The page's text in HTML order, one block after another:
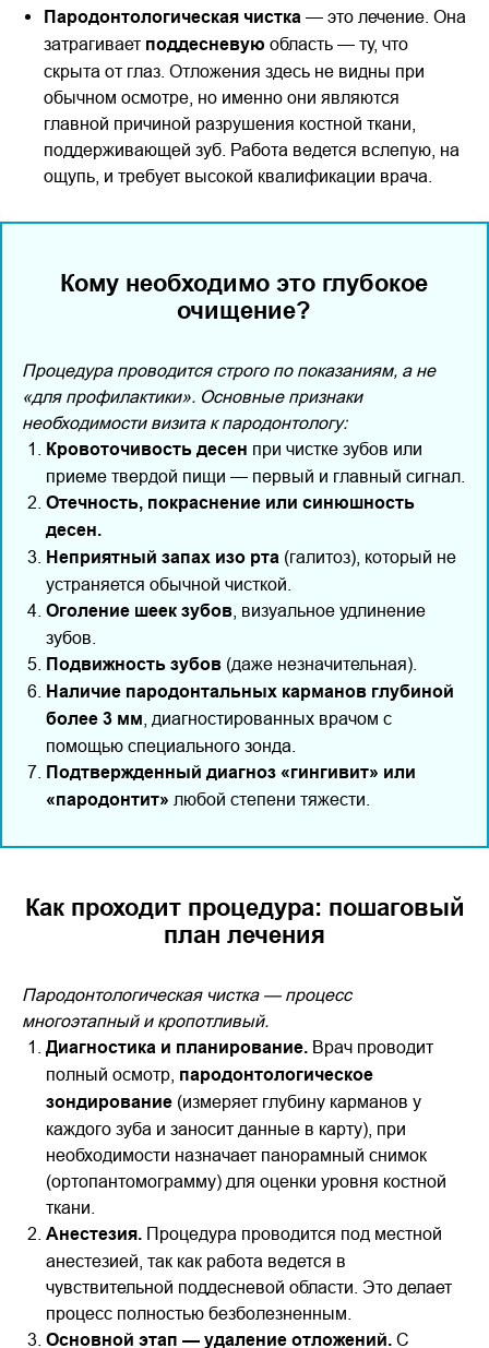
Пародонтологическая чистка — это лечение. Она
затрагивает поддесневую область — ту, что
скрыта от глаз. Отложения здесь не видны при
обычном осмотре, но именно они являются
главной причиной разрушения костной ткани,
поддерживающей зуб. Работа ведется вслепую, на
ощупь, и требует высокой квалификации врача.
Кому необходимо это глубокое
очищение?
Процедура проводится строго по показаниям, а не
«для профилактики». Основные признаки
необходимости визита к пародонтологу:
Кровоточивость десен при чистке зубов или
приеме твердой пищи — первый и главный сигнал.
Отечность, покраснение или синюшность
десен.
Неприятный запах изо рта (галитоз), который не
устраняется обычной чисткой.
Оголение шеек зубов , визуальное удлинение
зубов.
Подвижность зубов (даже незначительная).
Наличие пародонтальных карманов глубиной
более 3 мм , диагностированных врачом с
помощью специального зонда.
Подтвержденный диагноз «гингивит» или
«пародонтит» любой степени тяжести.
Как проходит процедура: пошаговый
план лечения
Пародонтологическая чистка — процесс
многоэтапный и кропотливый.
Диагностика и планирование. Врач проводит
полный осмотр, пародонтологическое
зондирование (измеряет глубину карманов у
каждого зуба и заносит данные в карту), при
необходимости назначает панорамный снимок
(ортопантомограмму) для оценки уровня костной
ткани.
Анестезия. Процедура проводится под местной
анестезией, так как работа ведется в
чувствительной поддесневой области. Это делает
процесс полностью безболезненным.
Основной этап — удаление отложений. С